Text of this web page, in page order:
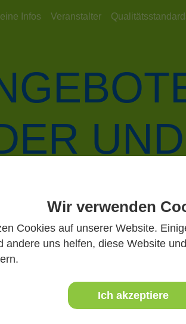
Wir verwenden
Cookies auf unserer Website.
andere uns helfen, diese Website
Ich akzeptiere
Infos Veranstalter
UND
der Jugendämter
in Hessen und darüber